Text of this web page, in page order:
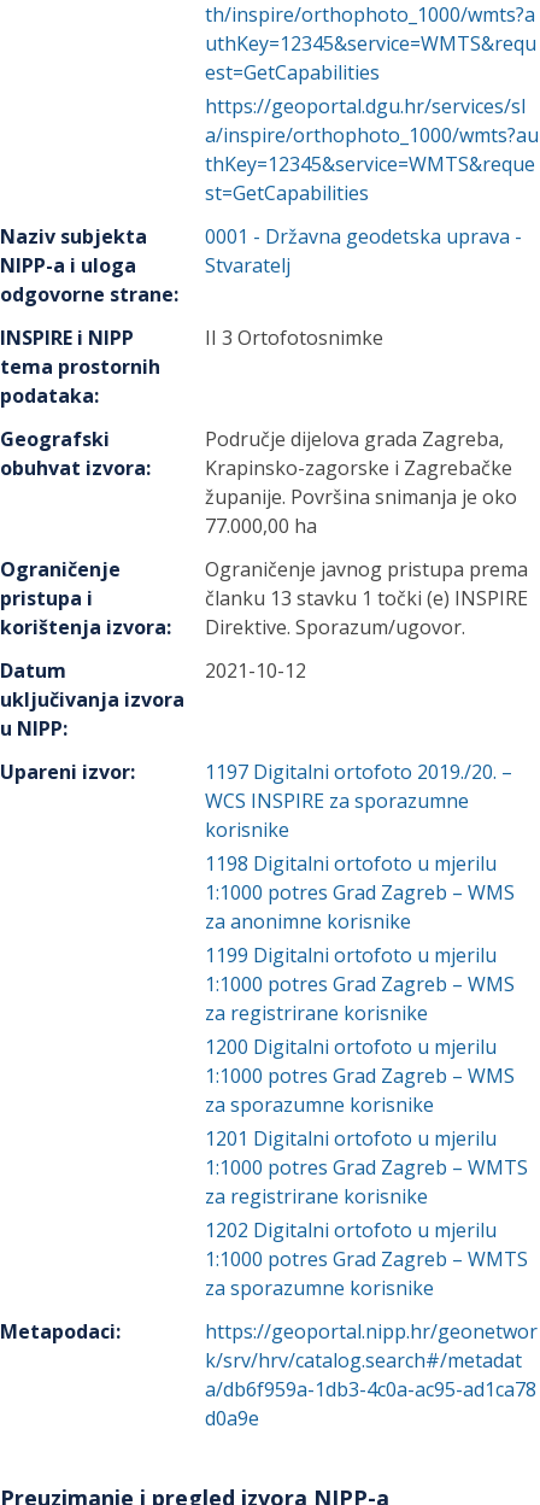
th/inspire/orthophoto_1000/wmts?a
uthKey=12345&service=WMTS&requ
est=GetCapabilities
https://geoportal.dgu.hr/services/sl
a/inspire/orthophoto_1000/wmts?au
thKey=12345&service=WMTS&reque
st=GetCapabilities
Naziv subjekta
NIPP-a i uloga
odgovorne strane:
0001 - Državna geodetska uprava -
Stvaratelj
INSPIRE i NIPP
tema prostornih
podataka:
II 3 Ortofotosnimke
Geografski
obuhvat izvora:
Područje dijelova grada Zagreba,
Krapinsko-zagorske i Zagrebačke
županije. Površina snimanja je oko
77.000,00 ha
Ograničenje
pristupa i
korištenja izvora:
Ograničenje javnog pristupa prema
članku 13 stavku 1 točki (e) INSPIRE
Direktive. Sporazum/ugovor.
Datum
uključivanja izvora
u NIPP:
2021-10-12
Upareni izvor: 1197 Digitalni ortofoto 2019./20. –
WCS INSPIRE za sporazumne
korisnike
1198 Digitalni ortofoto u mjerilu
1:1000 potres Grad Zagreb – WMS
za anonimne korisnike
1199 Digitalni ortofoto u mjerilu
1:1000 potres Grad Zagreb – WMS
za registrirane korisnike
1200 Digitalni ortofoto u mjerilu
1:1000 potres Grad Zagreb – WMS
za sporazumne korisnike
1201 Digitalni ortofoto u mjerilu
1:1000 potres Grad Zagreb – WMTS
za registrirane korisnike
1202 Digitalni ortofoto u mjerilu
1:1000 potres Grad Zagreb – WMTS
za sporazumne korisnike
Metapodaci:
https://geoportal.nipp.hr/geonetwor
k/srv/hrv/catalog.search#/metadat
a/db6f959a-1db3-4c0a-ac95-ad1ca78
d0a9e
Preuzimanje i pregled izvora NIPP-a